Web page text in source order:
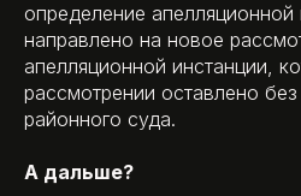
определение апелляционной
направлено на новое
апелляционной инстанции,
рассмотрении оставлено
районного суда.
А дальше?